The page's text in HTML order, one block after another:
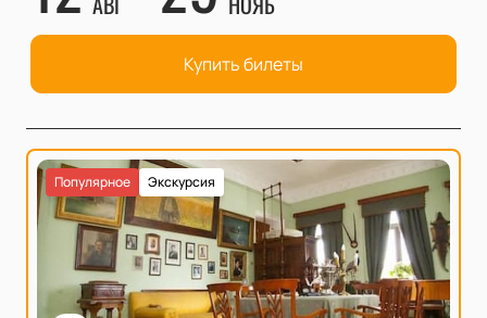
Купить билеты
Экскурсия
Популярное